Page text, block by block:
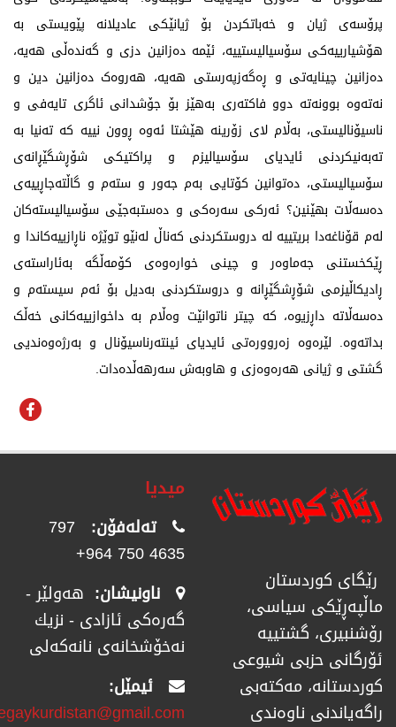
پرۆسەی ژیان و خەباتکردن بۆ ژیانێکی عادیلانە پێویستی بە
هۆشیارییەکی سۆسیالیستییە، ئێمە دەزانین دزی و گەندەڵی هەیە،
دەزانین چینایەتی و ڕەگەزپەرستی هەیە، هەروەک دەزانین دین و
نەتەوە بوونەتە دوو فاکتەری بەهێز بۆ جۆشدانی ئاگری تایەفی و
ناسیۆنالیستی، بەڵام لای زۆرینە هێشتا ئەوە ڕوون نییە کە تەنیا بە
تەبەنیکردنی ئایدیای سۆسیالیزم و پراکتیکی شۆڕشگێڕانەی
سۆسیالیستی، دەتوانین کۆتایی بەم جەور و ستەم و گاڵتەجاڕییەی
دەسەڵات بهێنین؟ ئەرکی سەرەکی و دەستبەجێی سۆسیالیستەکان
لەم قۆناغەدا بریتییە لە دروستکردنی کەناڵ لەنێو توێژە ناڕازییەکاندا و
ڕێکخستنی جەماوەر و چینی خوارەوەی کۆمەڵگە بەئاراستەی
ڕادیکاڵیزمی شۆڕشگێڕانە و دروستکردنی بەدیل بۆ ئەم سیستەم و
دەسەڵاتە داڕزیوە، کە چیتر ناتوانێت وەڵام بە داخوازییەکانی خەڵک
بداتەوە. لێرەوە زەروورەتی ئایدیای ئینتەرناسیۆنال و بەرژەوەندیی
گشتی و ژیانی هەرەوەزی و هاوبەش سەرهەڵدەدات.
رێگای كوردستان
ماڵپەڕێكی سیاسی،
رۆشنبیری، گشتییە
ئۆرگانی حزبی شیوعی
كوردستانە، مەكتەبی
راگەیاندنی ناوەندی
میدیا
تەلەفۆن: 797
4635 750 964+
ناونیشان: هەولێر -
گەرەکی ئازادی - نزیك
نەخۆشخانەی نانەکەلی
ئیمێل: